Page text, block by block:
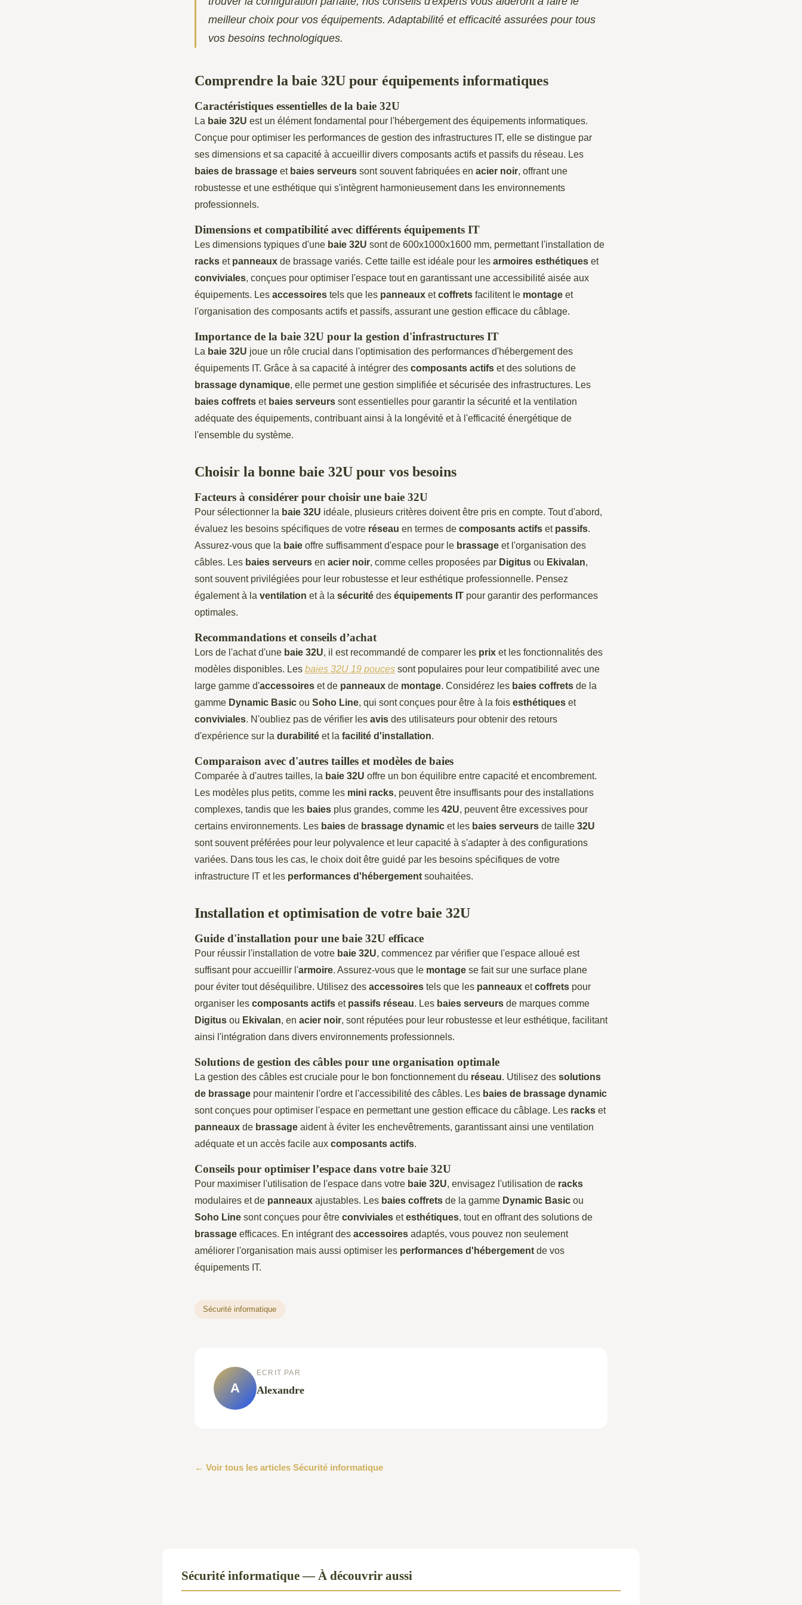
meilleur choix pour vos équipements. Adaptabilité et efficacité assurées pour tous
vos besoins technologiques.
Comprendre la baie 32U pour équipements informatiques
Caractéristiques essentielles de la baie 32U
La baie 32U est un élément fondamental pour l'hébergement des équipements informatiques.
Conçue pour optimiser les performances de gestion des infrastructures IT, elle se distingue par
ses dimensions et sa capacité à accueillir divers composants actifs et passifs du réseau. Les
baies de brassage et baies serveurs sont souvent fabriquées en acier noir, offrant une
robustesse et une esthétique qui s'intègrent harmonieusement dans les environnements
professionnels.
Dimensions et compatibilité avec différents équipements IT
Les dimensions typiques d'une baie 32U sont de 600x1000x1600 mm, permettant l'installation de
racks et panneaux de brassage variés. Cette taille est idéale pour les armoires esthétiques et
conviviales, conçues pour optimiser l'espace tout en garantissant une accessibilité aisée aux
équipements. Les accessoires tels que les panneaux etcoffrets facilitent le montage et
l'organisation des composants actifs et passifs, assurant une gestion efficace du câblage.
Importance de la baie 32U pour la gestion d'infrastructures IT
La baie 32U joue un rôle crucial dans l'optimisation des performances d'hébergement des
équipements IT. Grâce à sa capacité à intégrer des composants actifs et des solutions de
brassage dynamique, elle permet une gestion simplifiée et sécurisée des infrastructures. Les
baies coffrets et baies serveurs sont essentielles pour garantir la sécurité et la ventilation
adéquate des équipements, contribuant ainsi à la longévité et à l'efficacité énergétique de
l'ensemble du système.
Choisir la bonne baie 32U pour vos besoins
Facteurs à considérer pour choisir une baie 32U
Pour sélectionner la baie 32U idéale, plusieurs critères doivent être pris en compte. Tout d'abord,
évaluez les besoins spécifiques de votre réseau en termes de composants actifs et passifs.
Assurez-vous que la baie offre suffisamment d'espace pour le brassage et l'organisation des
câbles. Les baies serveurs en acier noir, comme celles proposées par Digitus ou Ekivalan,
sont souvent privilégiées pour leur robustesse et leur esthétique professionnelle. Pensez
également à la ventilation et à la sécurité des équipements IT pour garantir des performances
optimales.
Recommandations et conseils d’achat
Lors de l'achat d'une baie 32U, il est recommandé de comparer les prix et les fonctionnalités des
modèles disponibles. Les baies 32U 19 pouces sont populaires pour leur compatibilité avec une
large gamme d'accessoires et de panneaux de montage. Considérez les baies coffrets de la
gamme Dynamic Basic ou Soho Line, qui sont conçues pour être à la fois esthétiques et
conviviales. N'oubliez pas de vérifier les avis des utilisateurs pour obtenir des retours
d'expérience sur la durabilité et la facilité d'installation.
Comparaison avec d'autres tailles et modèles de baies
Comparée à d'autres tailles, la baie 32U offre un bon équilibre entre capacité et encombrement.
Les modèles plus petits, comme les mini racks, peuvent être insuffisants pour des installations
complexes, tandis que les baies plus grandes, comme les 42U, peuvent être excessives pour
certains environnements. Les baies de brassage dynamic et les baies serveurs de taille 32U
sont souvent préférées pour leur polyvalence et leur capacité à s'adapter à des configurations
variées. Dans tous les cas, le choix doit être guidé par les besoins spécifiques de votre
infrastructure IT et les performances d'hébergement souhaitées.
Installation et optimisation de votre baie 32U
Guide d'installation pour une baie 32U efficace
Pour réussir l'installation de votre baie 32U, commencez par vérifier que l'espace alloué est
suffisant pour accueillir l'armoire. Assurez-vous que le montage se fait sur une surface plane
pour éviter tout déséquilibre. Utilisez des accessoires tels que les panneaux etcoffrets pour
organiser les composants actifs et passifs réseau. Les baies serveurs de marques comme
Digitus ou Ekivalan, en acier noir, sont réputées pour leur robustesse et leur esthétique, facilitant
ainsi l'intégration dans divers environnements professionnels.
Solutions de gestion des câbles pour une organisation optimale
La gestion des câbles est cruciale pour le bon fonctionnement du réseau. Utilisez des solutions
de brassage pour maintenir l'ordre et l'accessibilité des câbles. Les baies de brassage dynamic
sont conçues pour optimiser l'espace en permettant une gestion efficace du câblage. Les racks et
panneaux de brassage aident à éviter les enchevêtrements, garantissant ainsi une ventilation
adéquate et un accès facile aux composants actifs.
Conseils pour optimiser l’espace dans votre baie 32U
Pour maximiser l'utilisation de l'espace dans votre baie 32U, envisagez l'utilisation de racks
modulaires et de panneaux ajustables. Les baies coffrets de la gamme Dynamic Basic ou
Soho Line sont conçues pour être conviviales etesthétiques, tout en offrant des solutions de
brassage efficaces. En intégrant des accessoires adaptés, vous pouvez non seulement
améliorer l'organisation mais aussi optimiser les performances d'hébergement de vos
équipements IT.
Sécurité informatique
A
ECRIT PAR
Alexandre
← Voir tous les articles Sécurité informatique
Sécurité informatique — À découvrir aussi